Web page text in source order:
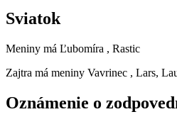
Sviatok
Meniny má Ľubomíra , Rastic
Zajtra má meniny Vavrinec , Lars,
Oznámenie o